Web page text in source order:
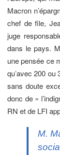
Macron
chef de file,
juge
dans le pays.
une pensée ce
qu’avec 200 ou
sans doute
donc de «
RN et de LFI
M.